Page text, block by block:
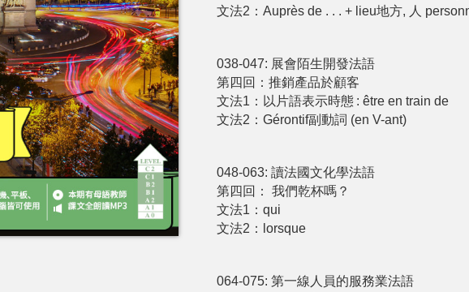
文法2：Auprès de . . . + lieu地方, 人
038-047: 展會陌生開發法語
第四回：推銷產品於顧客
文法1：以片語表示時態 : être en train de
文法2：Gérontif副動詞 (en V-ant)
048-063: 讀法國文化學法語
第四回： 我們乾杯嗎？
文法1：qui
文法2：lorsque
064-075: 第一線人員的服務業法語